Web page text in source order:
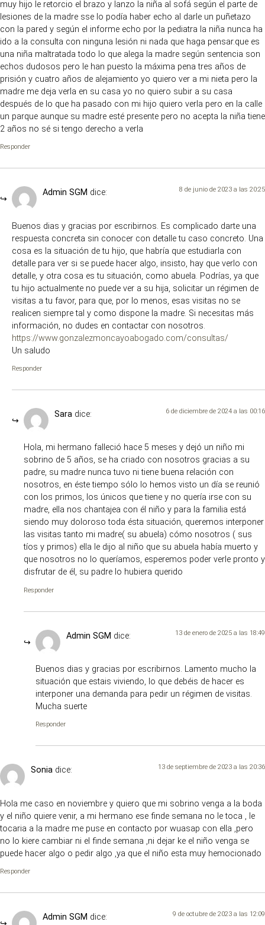
muy hijo le retorcio el brazo y lanzo la niña al sofá según el parte de
lesiones de la madre sse lo podía haber echo al darle un puñetazo
con la pared y según el informe echo por la pediatra la niña nunca ha
ido a la consulta con ninguna lesión ni nada que haga pensar.que es
una niña maltratada todo lo que alega la madre según sentencia son
echos dudosos pero le han puesto la máxima pena tres años de
prisión y cuatro años de alejamiento yo quiero ver a mi nieta pero la
madre me deja verla en su casa yo no quiero subir a su casa
después de lo que ha pasado con mi hijo quiero verla pero en la calle
un parque aunque su madre esté presente pero no acepta la niña tiene
2 años no sé si tengo derecho a verla
Responder
Admin SGM dice: 8 de junio de 2023 a las 20:25
Buenos dias y gracias por escribirnos. Es complicado darte una
respuesta concreta sin conocer con detalle tu caso concreto. Una
cosa es la situación de tu hijo, que habría que estudiarla con
detalle para ver si se puede hacer algo, insisto, hay que verlo con
detalle, y otra cosa es tu situación, como abuela. Podrías, ya que
tu hijo actualmente no puede ver a su hija, solicitar un régimen de
visitas a tu favor, para que, por lo menos, esas visitas no se
realicen siempre tal y como dispone la madre. Si necesitas más
información, no dudes en contactar con nosotros.
https://www.gonzalezmoncayoabogado.com/consultas/
Un saludo
Responder
Sara dice: 6 de diciembre de 2024 a las 00:16
Hola, mi hermano falleció hace 5 meses y dejó un niño mi
sobrino de 5 años, se ha criado con nosotros gracias a su
padre, su madre nunca tuvo ni tiene buena relación con
nosotros, en éste tiempo sólo lo hemos visto un día se reunió
con los primos, los únicos que tiene y no quería irse con su
madre, ella nos chantajea con él niño y para la familia está
siendo muy doloroso toda ésta situación, queremos interponer
las visitas tanto mi madre( su abuela) cómo nosotros ( sus
tíos y primos) ella le dijo al niño que su abuela había muerto y
que nosotros no lo queríamos, esperemos poder verle pronto y
disfrutar de él, su padre lo hubiera querido
Responder
Admin SGM dice: 13 de enero de 2025 a las 18:49
Buenos dias y gracias por escribirnos. Lamento mucho la
situación que estais viviendo, lo que debéis de hacer es
interponer una demanda para pedir un régimen de visitas.
Mucha suerte
Responder
Sonia dice: 13 de septiembre de 2023 a las 20:36
Hola me caso en noviembre y quiero que mi sobrino venga a la boda
y el niño quiere venir, a mi hermano ese finde semana no le toca , le
tocaria a la madre me puse en contacto por wuasap con ella ,pero
no lo kiere cambiar ni el finde semana ,ni dejar ke el niño venga se
puede hacer algo o pedir algo ,ya que el niño esta muy hemocionado
Responder
Admin SGM dice: 9 de octubre de 2023 a las 12:09